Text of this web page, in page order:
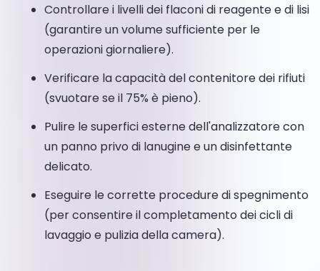
Controllare i livelli dei flaconi di reagente e di lisi
(garantire un volume sufficiente per le
operazioni giornaliere).
Verificare la capacità del contenitore dei rifiuti
(svuotare se il 75% è pieno).
Pulire le superfici esterne dell'analizzatore con
un panno privo di lanugine e un disinfettante
delicato.
Eseguire le corrette procedure di spegnimento
(per consentire il completamento dei cicli di
lavaggio e pulizia della camera).